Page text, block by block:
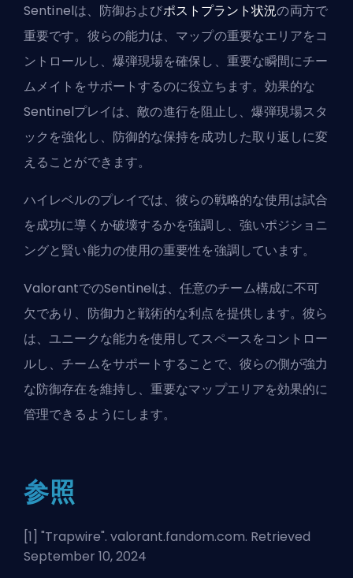
Sentinelは、防御およびポストプラント状況の両方で
重要です。彼らの能力は、マップの重要なエリアをコ
ントロールし、爆弾現場を確保し、重要な瞬間にチー
ムメイトをサポートするのに役立ちます。効果的な
Sentinelプレイは、敵の進行を阻止し、爆弾現場スタ
ック を強化し、防御的な保持を成功した取り返しに変
えることができます。
ハイレベルのプレイでは、彼らの戦略的な使用は試合
を成功に導くか破壊するかを強調し、強いポジショニ
ングと賢い能力の使用の重要性を強調しています。
ValorantでのSentinelは、任意のチーム構成に不可
欠であり、防御力と戦術的な利点を提供します。彼ら
は、ユニークな能力を使用してスペースをコントロー
ルし、チームをサポートすることで、彼らの側が強力
な防御存在を維持し、重要なマップエリアを効果的に
管理できるようにします。
参照
[1] "Trapwire". valorant.fandom.com. Retrieved
September 10, 2024